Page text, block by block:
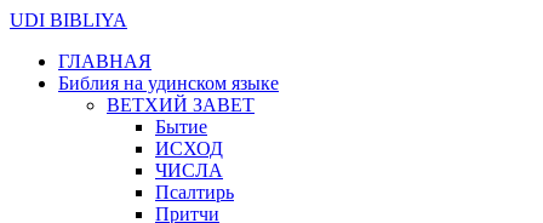
UDI BIBLIYA
ГЛАВНАЯ
Библия на удинском языке
ВЕТХИЙ ЗАВЕТ
Бытие
ИСХОД
ЧИСЛА
Псалтирь
Притчи